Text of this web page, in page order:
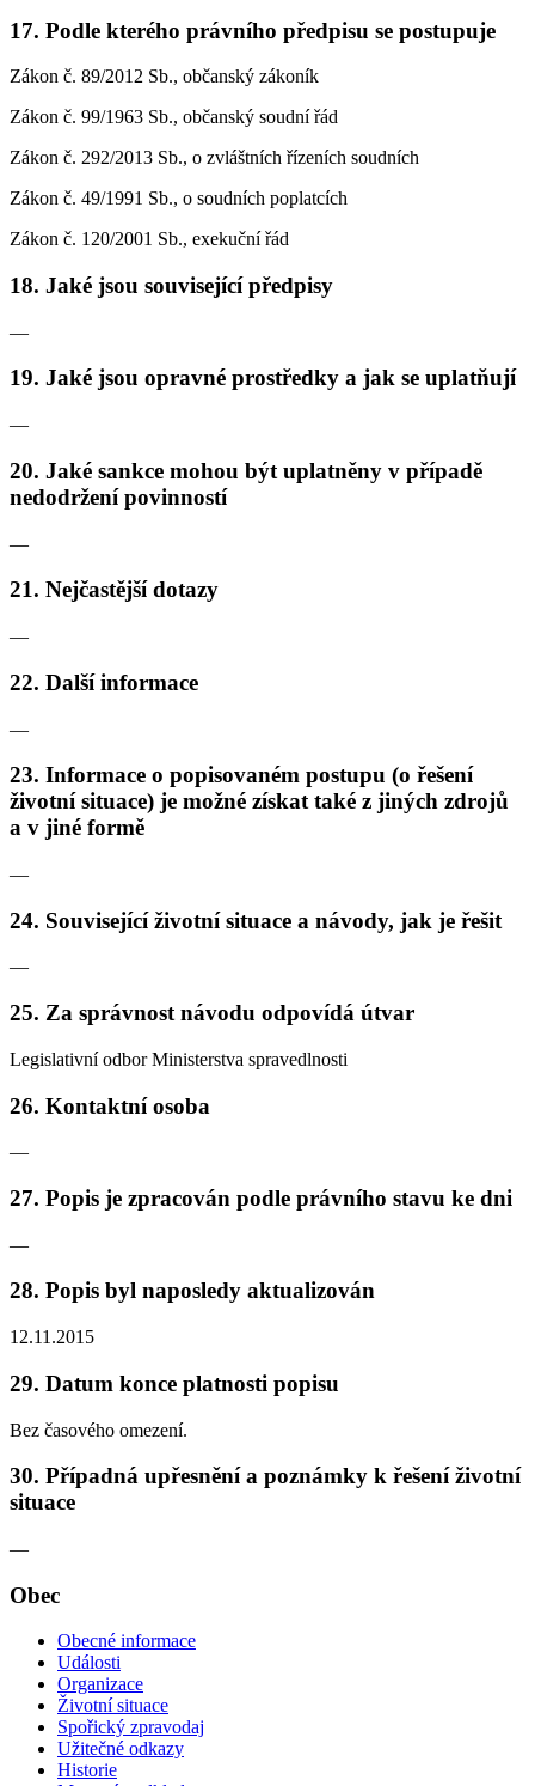
17. Podle kterého právního předpisu se postupuje
Zákon č. 89/2012 Sb., občanský zákoník
Zákon č. 99/1963 Sb., občanský soudní řád
Zákon č. 292/2013 Sb., o zvláštních řízeních soudních
Zákon č. 49/1991 Sb., o soudních poplatcích
Zákon č. 120/2001 Sb., exekuční řád
18. Jaké jsou související předpisy
—
19. Jaké jsou opravné prostředky a jak se uplatňují
—
20. Jaké sankce mohou být uplatněny v případě
nedodržení povinností
—
21. Nejčastější dotazy
—
22. Další informace
—
23. Informace o popisovaném postupu (o řešení
životní situace) je možné získat také z jiných zdrojů
a v jiné formě
—
24. Související životní situace a návody, jak je řešit
—
25. Za správnost návodu odpovídá útvar
Legislativní odbor Ministerstva spravedlnosti
26. Kontaktní osoba
—
27. Popis je zpracován podle právního stavu ke dni
—
28. Popis byl naposledy aktualizován
12.11.2015
29. Datum konce platnosti popisu
Bez časového omezení.
30. Případná upřesnění a poznámky k řešení životní
situace
—
Obec
Obecné informace
Události
Organizace
Životní situace
Spořický zpravodaj
Užitečné odkazy
Historie